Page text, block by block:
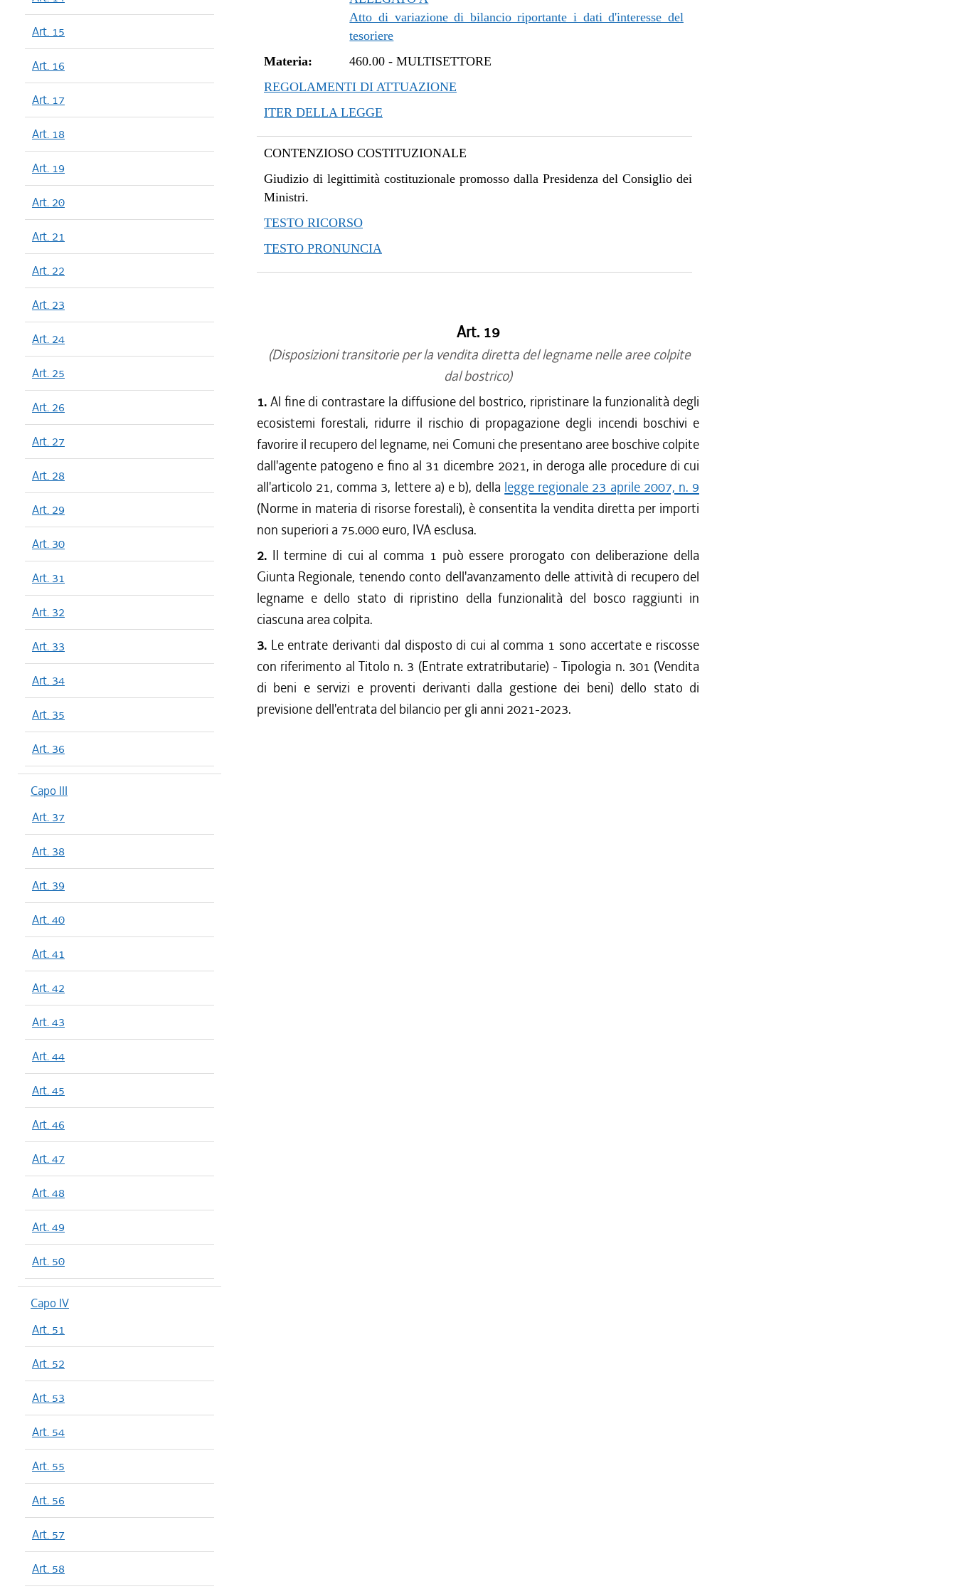
Art. 15
Art. 16
Art. 17
Art. 18
Art. 19
Art. 20
Art. 21
Art. 22
Art. 23
Art. 24
Art. 25
Art. 26
Art. 27
Art. 28
Art. 29
Art. 30
Art. 31
Art. 32
Art. 33
Art. 34
Art. 35
Art. 36
Capo III
Art. 37
Art. 38
Art. 39
Art. 40
Art. 41
Art. 42
Art. 43
Art. 44
Art. 45
Art. 46
Art. 47
Art. 48
Art. 49
Art. 50
Capo IV
Art. 51
Art. 52
Art. 53
Art. 54
Art. 55
Art. 56
Art. 57
Art. 58
Atto di variazione di bilancio riportante i dati d'interesse del
tesoriere
Materia:
460.00 -MULTISETTORE
REGOLAMENTI DI ATTUAZIONE
ITER DELLA LEGGE
CONTENZIOSO COSTITUZIONALE
Giudizio di legittimità costituzionale promosso dalla Presidenza del Consiglio dei
Ministri.
TESTO RICORSO
TESTO PRONUNCIA
Art. 19
(Disposizioni transitorie per la vendita diretta del legname nelle aree colpite
dal bostrico)
1. Al fine di contrastare la diffusione del bostrico, ripristinare la funzionalità degli
ecosistemi forestali, ridurre il rischio di propagazione degli incendi boschivi e
favorire il recupero del legname, nei Comuni che presentano aree boschive colpite
dall'agente patogeno e fino al 31 dicembre 2021, in deroga alle procedure di cui
all'articolo 21, comma 3, lettere a) e b), della legge regionale 23 aprile 2007, n. 9
(Norme in materia di risorse forestali), è consentita la vendita diretta per importi
non superiori a 75.000 euro, IVA esclusa.
2. Il termine di cui al comma 1 può essere prorogato con deliberazione della
Giunta Regionale, tenendo conto dell'avanzamento delle attività di recupero del
legname e dello stato di ripristino della funzionalità del bosco raggiunti in
ciascuna area colpita.
3. Le entrate derivanti dal disposto di cui al comma 1 sono accertate e riscosse
con riferimento al Titolo n. 3 (Entrate extratributarie) - Tipologia n. 301 (Vendita
di beni e servizi e proventi derivanti dalla gestione dei beni) dello stato di
previsione dell'entrata del bilancio per gli anni 2021-2023.